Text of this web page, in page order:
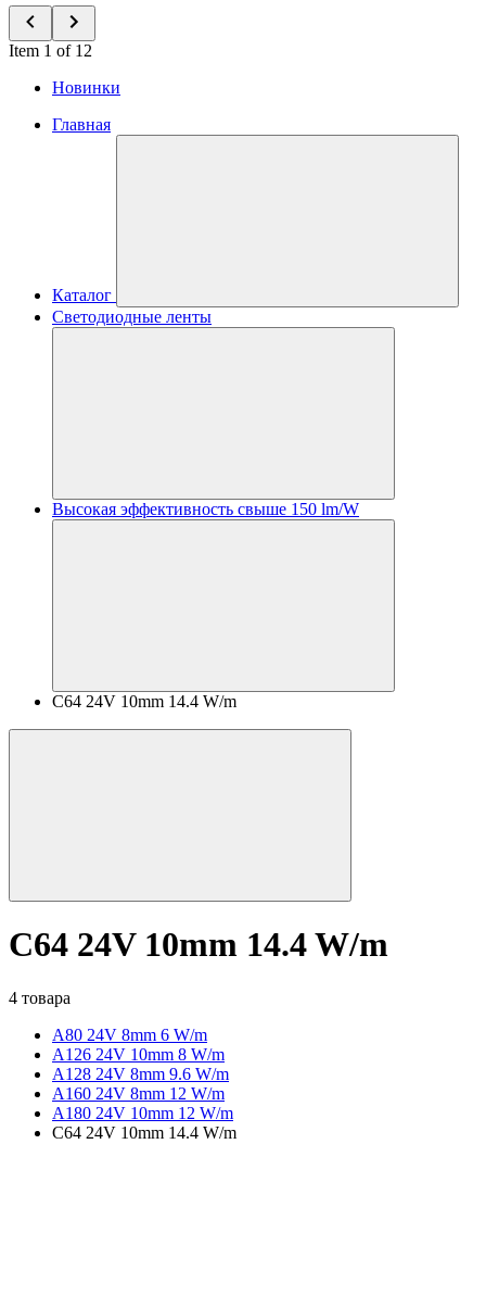
Item 1 of 12
Новинки
Главная
Каталог
Светодиодные ленты
Высокая эффективность свыше 150 lm/W
C64 24V 10mm 14.4 W/m
C64 24V 10mm 14.4 W/m
4 товара
A80 24V 8mm 6 W/m
A126 24V 10mm 8 W/m
A128 24V 8mm 9.6 W/m
A160 24V 8mm 12 W/m
A180 24V 10mm 12 W/m
C64 24V 10mm 14.4 W/m